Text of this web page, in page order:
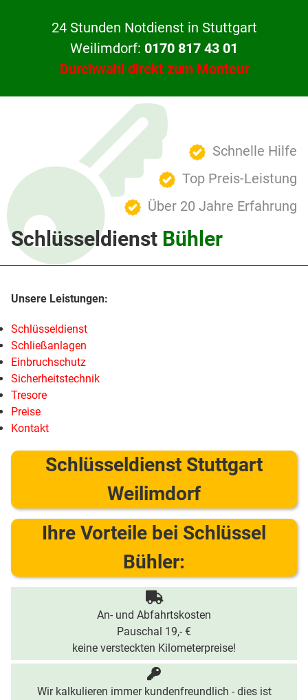
24 Stunden Notdienst in Stuttgart
Weilimdorf: 0170 817 43 01
Durchwahl direkt zum Monteur
Schnelle Hilfe
Top Preis-Leistung
Über 20 Jahre Erfahrung
Schlüsseldienst Bühler
Schlüsseldienst
Schließanlagen
Einbruchschutz
Sicherheitstechnik
Tresore
Preise
Kontakt
Schlüsseldienst Stuttgart
Weilimdorf
Ihre Vorteile bei Schlüssel
Bühler:
An- und Abfahrtskosten
Pauschal 19,- €
keine versteckten Kilometerpreise!
Wir kalkulieren immer kundenfreundlich - dies ist